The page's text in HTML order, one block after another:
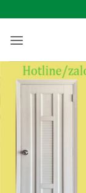
nội